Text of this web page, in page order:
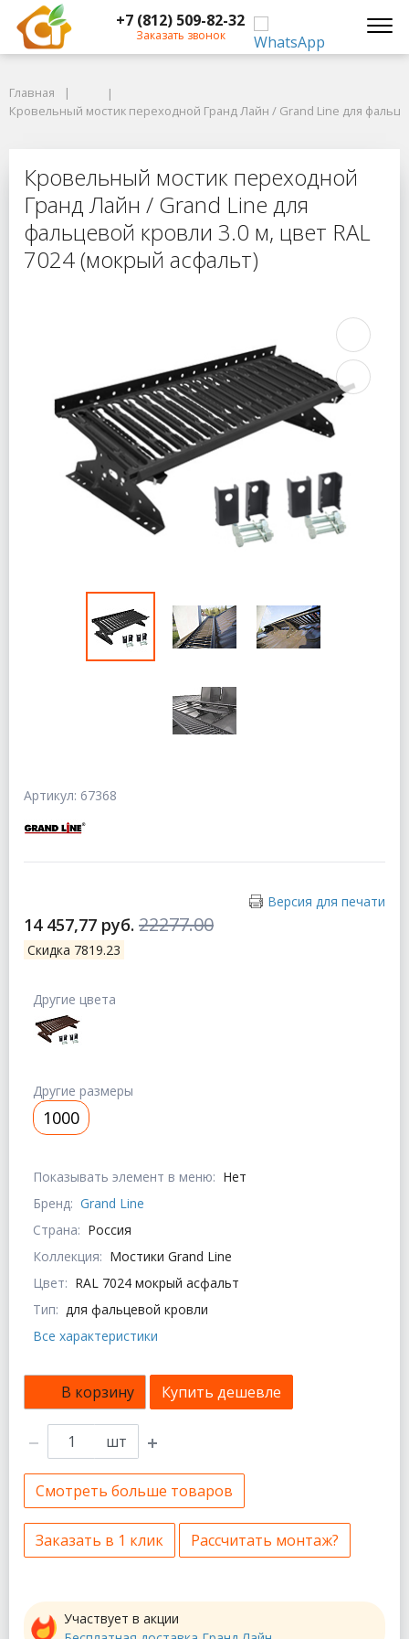
+7 (812) 509-82-32
Заказать звонок
Кровельный мостик переходной Гранд Лайн / Grand Line для
Кровельный мостик переходной
Главная
Кровельный мостик переходной Гранд Лайн / Grand Line для
Кровельный мостик переходной
Гранд Лайн / Grand Line для
фальцевой кровли 3.0 м, цвет RAL
7024 (мокрый асфальт)
Артикул: 67368
Версия для печати
14 457,77 руб. 22277.00
Скидка 7819.23
Показывать элемент в меню: Нет
Бренд: Grand Line
Страна: Россия
Коллекция: Мостики Grand Line
Цвет: RAL 7024 мокрый асфальт
Тип: для фальцевой кровли
Все характеристики
Другие цвета
Другие размеры
1000
В корзину Купить дешевле
шт
Смотреть больше товаров
Заказать в 1 клик Рассчитать монтаж?
Участвует в акции